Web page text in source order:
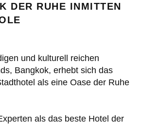
DER RUHE INMITTEN
und kulturell reichen
Bangkok, erhebt sich das
als eine Oase der Ruhe
als das beste Hotel der